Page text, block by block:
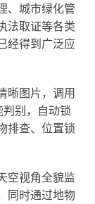
、城市绿化管
法取证等各类
经得到广泛应
晰图片，调用
别，自动锁
排查、位置锁
空视角全貌监
同时通过地物